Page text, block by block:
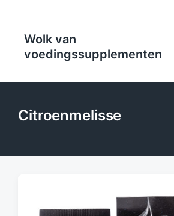
Wolk van
voedingssupplementen
Citroenmelisse